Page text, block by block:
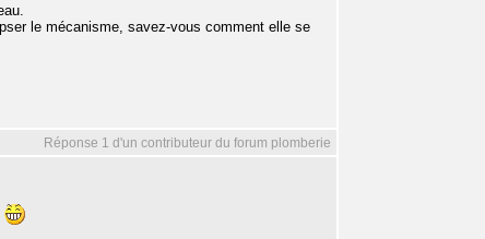
le mécanisme, savez-vous comment elle se
Réponse 1 d'un contributeur du forum plomberie